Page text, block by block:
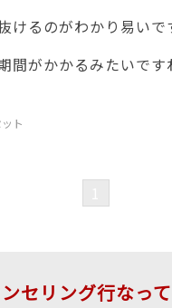
けるのがわかり易いで
間がかかるみたいです
ト
セリング行なっ